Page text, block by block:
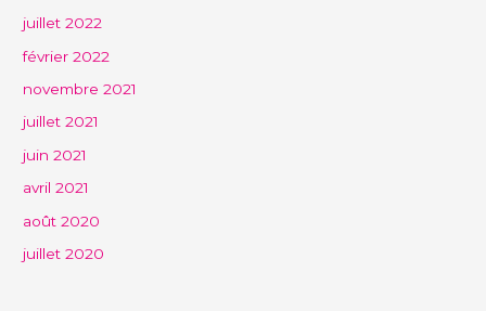
juillet 2022
février 2022
novembre 2021
juillet 2021
juin 2021
avril 2021
août 2020
juillet 2020